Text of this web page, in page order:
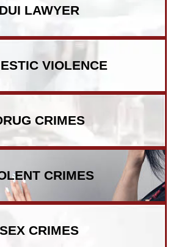
DUI LAWYER
VIOLENCE
CRIMES
CRIMES
SEX CRIMES